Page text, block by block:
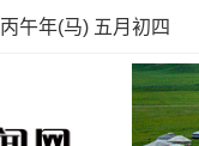
午年(马) 五月初四